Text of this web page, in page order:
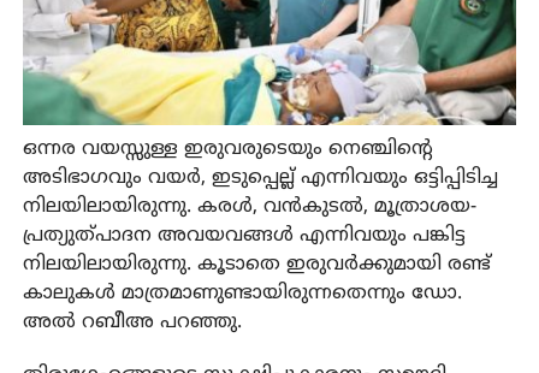
ഒന്നര വയസ്സുള്ള ഇരുവരുടെയും നെഞ്ചിന്റെ
അടിഭാഗവും വയര്‍, ഇടുപ്പെല്ല് എന്നിവയും ഒട്ടിപ്പിടിച്ച
നിലയിലായിരുന്നു. കരള്‍, വന്‍കുടല്‍, മൂത്രാശയ-
പ്രത്യുത്പാദന അവയവങ്ങള്‍ എന്നിവയും പങ്കിട്ട
നിലയിലായിരുന്നു. കൂടാതെ ഇരുവര്‍ക്കുമായി രണ്ട്
കാലുകള്‍ മാത്രമാണുണ്ടായിരുന്നതെന്നും ഡോ.
അല്‍ റബീഅ പറഞ്ഞു.